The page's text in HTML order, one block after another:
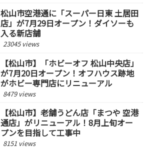
松山市空港通に「スーパー日東 土居田
店」が7月29日オープン！ダイソーも
入る新店舗
23045 views
【松山市】「ホビーオフ 松山中央店」
が7月20日オープン！オフハウス跡地
がホビー専門店にリニューアル
8479 views
【松山市】老舗うどん店「まつや 空港
通店」がリニューアル！8月上旬オー
プンを目指して工事中
8151 views